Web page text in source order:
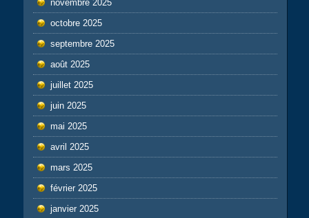
novembre 2025
octobre 2025
septembre 2025
août 2025
juillet 2025
juin 2025
mai 2025
avril 2025
mars 2025
février 2025
janvier 2025